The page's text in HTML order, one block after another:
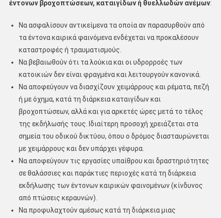
έντονων βροχοπτώσεων, καταιγίδων ή θυελλωδών ανέμων:
Να ασφαλίσουν αντικείμενα τα οποία αν παρασυρθούν από
τα έντονα καιρικά φαινόμενα ενδέχεται να προκαλέσουν
καταστροφές ή τραυματισμούς.
Να βεβαιωθούν ότι τα λούκια και οι υδρορροές των
κατοικιών δεν είναι φραγμένα και λειτουργούν κανονικά.
Να αποφεύγουν να διασχίζουν χειμάρρους και ρέματα, πεζή
ή με όχημα, κατά τη διάρκεια καταιγίδων και
βροχοπτώσεων, αλλά και για αρκετές ώρες μετά το τέλος
της εκδήλωσής τους. Ιδιαίτερη προσοχή χρειάζεται στα
σημεία του οδικού δικτύου, όπου ο δρόμος διασταυρώνεται
με χειμάρρους και δεν υπάρχει γέφυρα.
Να αποφεύγουν τις εργασίες υπαίθρου και δραστηριότητες
σε θαλάσσιες και παράκτιες περιοχές κατά τη διάρκεια
εκδήλωσης των έντονων καιρικών φαινομένων (κίνδυνος
από πτώσεις κεραυνών).
Να προφυλαχτούν αμέσως κατά τη διάρκεια μιας